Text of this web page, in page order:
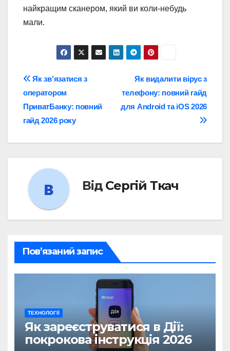
найкращим сканером, який ви коли-небудь
мали.
Навігація
записів
Як видалити вірус з
телефону: повний гайд
для Android та iOS 2026
Як зв’язатися з
оператором
ПриватБанку: повний
гайд 2026 року
Від Сергій Ткач
Пов’язаний запис
ТЕХНОЛОГІЇ
Як зареєструватися в Дії:
покрокова інструкція 2026